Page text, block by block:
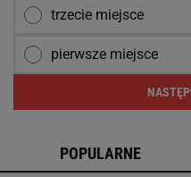
trzecie miejsce
pierwsze miejsce
POPULARNE